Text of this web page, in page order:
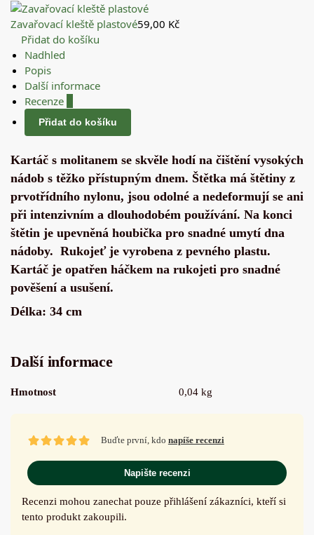
Zavařovací kleště plastové59,00 Kč
Přidat do košíku
Nadhled
Popis
Další informace
Recenze
Přidat do košíku
Kartáč s molitanem se skvěle hodí na čištění vysokých
nádob s těžko přístupným dnem. Štětka má štětiny z
prvotřídního nylonu, jsou odolné a nedeformují se ani
při intenzivním a dlouhodobém používání. Na konci
štětin je upevněná houbička pro snadné umytí dna
nádoby. Rukojeť je vyrobena z pevného plastu.
Kartáč je opatřen háčkem na rukojeti pro snadné
pověšení a usušení.
Délka: 34 cm
Další informace
Hmotnost 0,04 kg
Buďte první, kdo napíše recenzi
Napište recenzi
Recenzi mohou zanechat pouze přihlášení zákazníci, kteří si
tento produkt zakoupili.